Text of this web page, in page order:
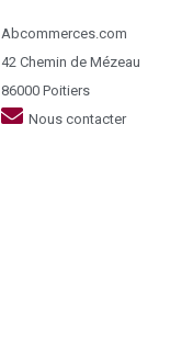
Abcommerces.com
42 Chemin de Mézeau
86000 Poitiers
Nous contacter